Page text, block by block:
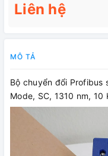
Liên hệ
MÔ TẢ
Bộ chuyển đổi Profibus
Mode, SC, 1310 nm, 10